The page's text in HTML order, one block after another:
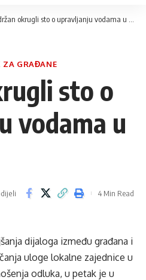
okrugli sto o upravljanju vodama u Mostaru
ZA GRAĐANE
sto o
vodama u
4 Min Read
dijaloga između građana i
uloge lokalne zajednice u
odluka, u petak je u